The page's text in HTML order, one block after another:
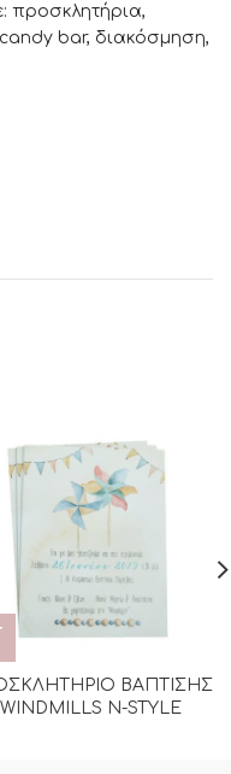
προσκλητήρια,
candy bar, διακόσμηση,
ΒΑΠΤΙΣΗΣ
WINDMILLS N-STYLE